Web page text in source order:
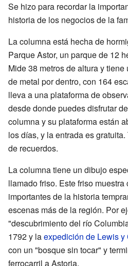
Se hizo para recordar la
historia de los negocios de la
La columna está hecha de
Parque Astor, un parque de 12
Mide 38 metros de altura y
de metal por dentro, con 164
lleva a una plataforma de
desde donde puedes disfrutar
columna y su plataforma están
los días, y la entrada es
de recuerdos.
La columna tiene un dibujo
llamado friso. Este friso
importantes de la historia
escenas más de la región. Por
"descubrimiento del río
1792 y laexpedición de Lewis y
con un "bosque sin tocar" y
ferrocarril a Astoria.